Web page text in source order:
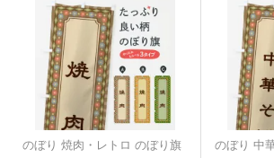
のぼり 焼肉・レトロ のぼり旗